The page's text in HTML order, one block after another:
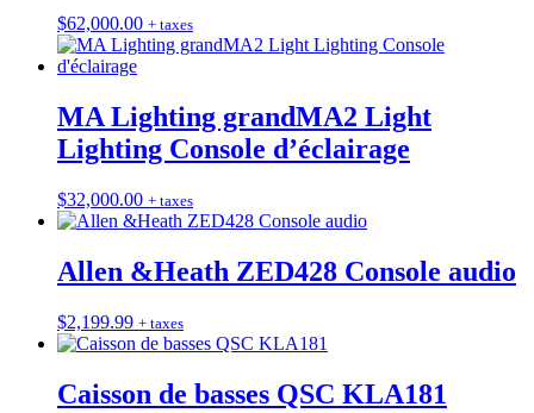
$62,000.00 + taxes
MA Lighting grandMA2 Light
Lighting Console d’éclairage
$32,000.00 + taxes
Allen &Heath ZED428 Console audio
$2,199.99 + taxes
Caisson de basses QSC KLA181